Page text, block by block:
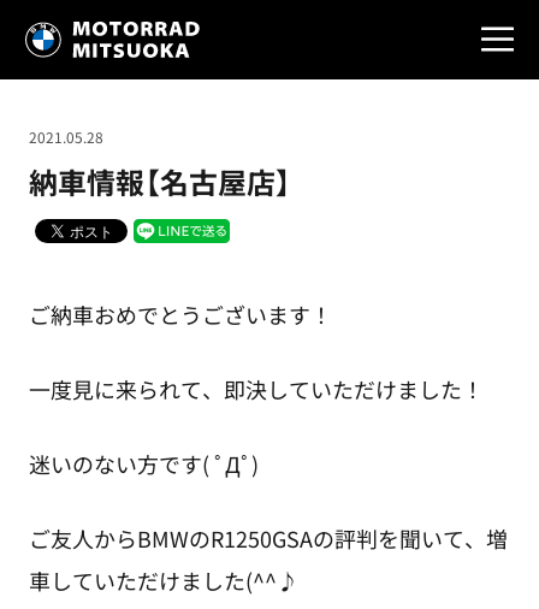
納車情報【名古屋店】
2021.05.28
ご納車おめでとうございます！
一度見に来られて、即決していただけました！
迷いのない方です( ﾟДﾟ)
ご友人からBMWのR1250GSAの評判を聞いて、増
車していただけました(^^♪